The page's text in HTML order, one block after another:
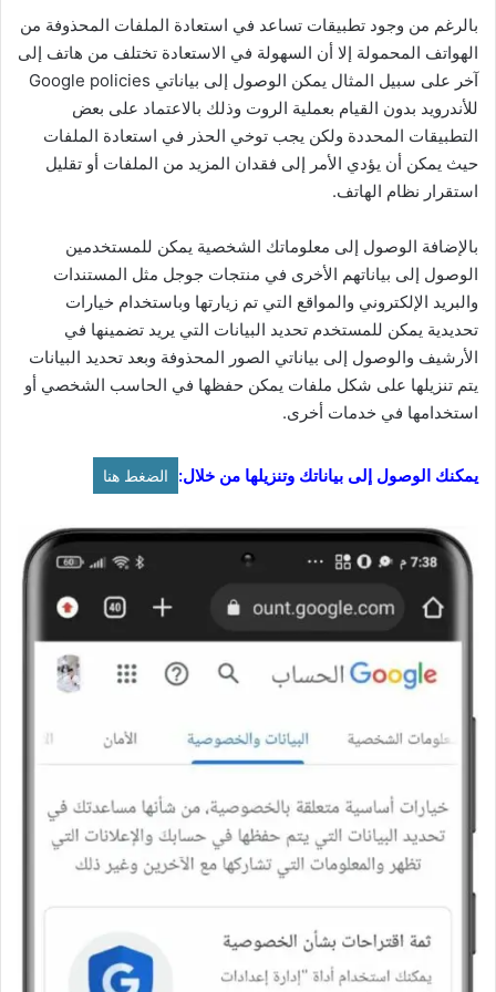
بالرغم من وجود تطبيقات تساعد في استعادة الملفات المحذوفة من
الهواتف المحمولة إلا أن السهولة في الاستعادة تختلف من هاتف إلى
آخر على سبيل المثال يمكن الوصول إلى بياناتي Google policies
للأندرويد بدون القيام بعملية الروت وذلك بالاعتماد على بعض
التطبيقات المحددة ولكن يجب توخي الحذر في استعادة الملفات
حيث يمكن أن يؤدي الأمر إلى فقدان المزيد من الملفات أو تقليل
استقرار نظام الهاتف.
بالإضافة الوصول إلى معلوماتك الشخصية يمكن للمستخدمين
الوصول إلى بياناتهم الأخرى في منتجات جوجل مثل المستندات
والبريد الإلكتروني والمواقع التي تم زيارتها وباستخدام خيارات
تحديدية يمكن للمستخدم تحديد البيانات التي يريد تضمينها في
الأرشيف والوصول إلى بياناتي الصور المحذوفة وبعد تحديد البيانات
يتم تنزيلها على شكل ملفات يمكن حفظها في الحاسب الشخصي أو
استخدامها في خدمات أخرى.
يمكنك الوصول إلى بياناتك وتنزيلها من خلال: الضغط هنا